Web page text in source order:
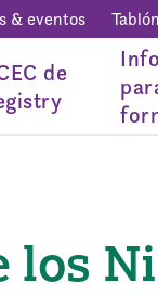
& eventos
de
los